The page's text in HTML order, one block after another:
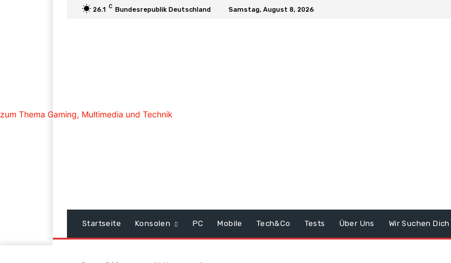
26.1 C Bundesrepublik Deutschland Samstag, August 8, 2026
Startseite Konsolen PC Mobile Tech&Co Tests Über Uns Wir Suchen Dich